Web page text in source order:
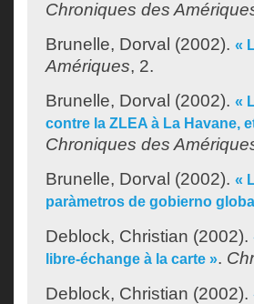
Chroniques des
Brunelle, Dorval (2002). «
Amériques, 2.
Brunelle, Dorval (2002). «
contre la ZLEA à La Havane,
Chroniques des
Brunelle, Dorval (2002). «
paràmetros de gobierno
Deblock, Christian (2002).
libre-échange à la carte ».
Deblock, Christian (2002).